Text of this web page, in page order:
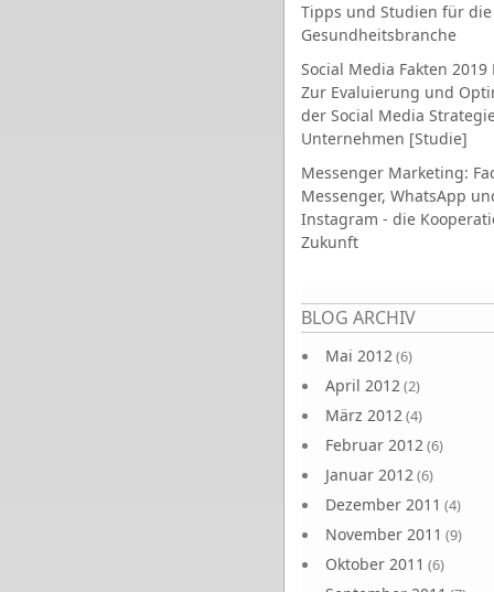
Tipps und Studien für die
Gesundheitsbranche
Social Media Fakten 2019
Zur Evaluierung und
der Social Media
Unternehmen [Studie]
Messenger Marketing:
Messenger, WhatsApp
Instagram - die
Zukunft
BLOG ARCHIV
Mai 2012(6)
April 2012(2)
März 2012(4)
Februar 2012(6)
Januar 2012(6)
Dezember 2011 (4)
November 2011 (9)
Oktober 2011 (6)
Seiten